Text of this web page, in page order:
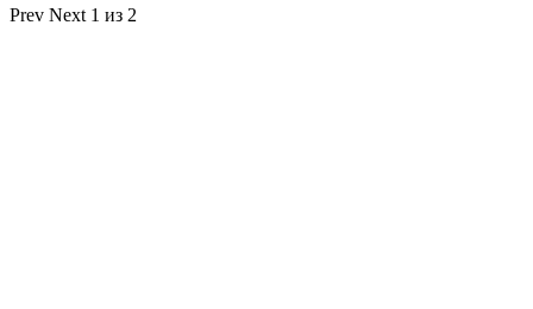
Prev Next 1 из 2